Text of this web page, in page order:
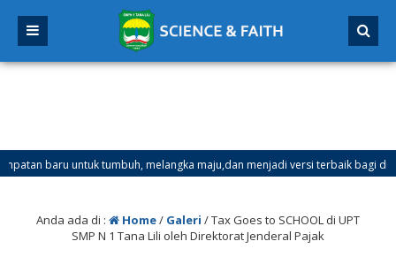
baru untuk tumbuh, melangka maju,dan menjadi versi terbaik bagi dirimu.
Ganjil Mulai Tanggal 21 Desember 2025 sd Tanggal 4 Januari 2026
Anda ada di : Home/ Galeri /Tax Goes to SCHOOL di UPT
SMP N 1 Tana Lili oleh Direktorat Jenderal Pajak